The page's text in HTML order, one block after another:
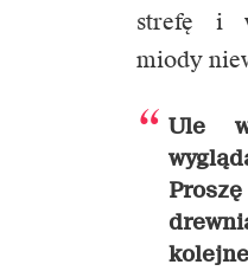
strefę i
miody
Ule